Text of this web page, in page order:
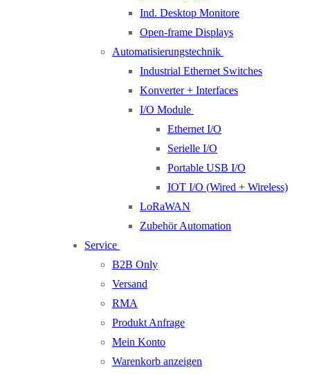
Ind. Desktop Monitore
Open-frame Displays
Automatisierungstechnik
Industrial Ethernet Switches
Konverter + Interfaces
I/O Module
Ethernet I/O
Serielle I/O
Portable USB I/O
IOT I/O (Wired + Wireless)
LoRaWAN
Zubehör Automation
Service
B2B Only
Versand
RMA
Produkt Anfrage
Mein Konto
Warenkorb anzeigen